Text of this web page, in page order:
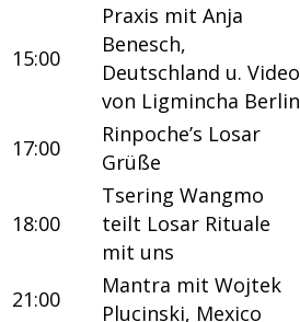
15:00
Praxis mit Anja
Benesch,
Deutschland u. Video
von Ligmincha Berlin
17:00
Rinpoche’s Losar
Grüße
18:00
Tsering Wangmo
teilt Losar Rituale
mit uns
21:00
Mantra mit Wojtek
Plucinski, Mexico